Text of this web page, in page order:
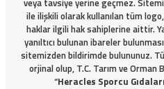
ile ilişkili olarak kullanılan tüm
haklar ilgili hak sahiplerine aittir.
yanıltıcı bulunan ibareler
sitemizden bildirimde bulununuz.
orjinal olup, T.C. Tarım ve Orman
“Heracles Sporcu